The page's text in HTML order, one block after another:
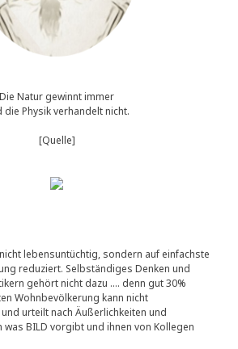
Die Natur gewinnt immer
die Physik verhandelt nicht.
[Quelle]
lebensuntüchtig, sondern auf einfachste
reduziert. Selbständiges Denken und
gehört nicht dazu …. denn gut 30%
Wohnbevölkerung kann nicht
urteilt nach Äußerlichkeiten und
BILD vorgibt und ihnen von Kollegen